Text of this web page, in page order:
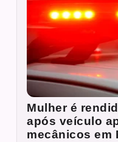
Mulher é
após veículo
mecânicos em